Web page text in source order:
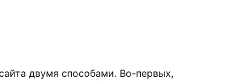
двумя способами. Во-первых,